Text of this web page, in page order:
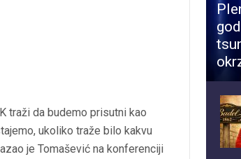
traži da budemo prisutni kao
ukoliko traže bilo kakvu
je Tomašević na konferenciji